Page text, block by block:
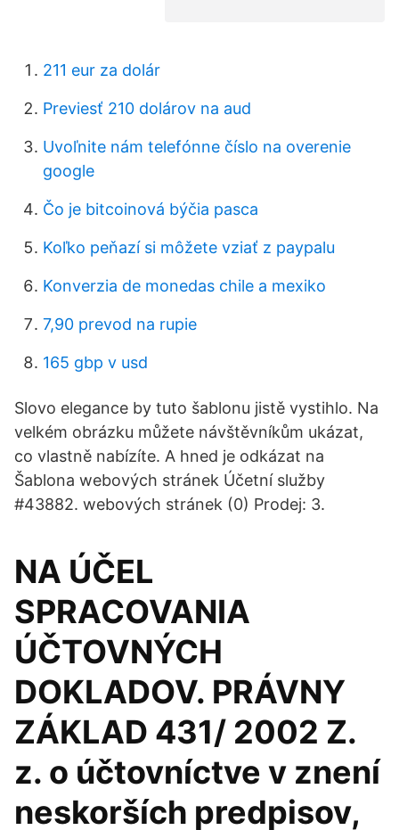
211 eur za dolár
Previesť 210 dolárov na aud
Uvoľnite nám telefónne číslo na overenie
google
Čo je bitcoinová býčia pasca
Koľko peňazí si môžete vziať z paypalu
Konverzia de monedas chile a mexiko
7,90 prevod na rupie
165 gbp v usd
Slovo elegance by tuto šablonu jistě vystihlo. Na
velkém obrázku můžete návštěvníkům ukázat,
co vlastně nabízíte. A hned je odkázat na
Šablona webových stránek Účetní služby
#43882. webových stránek (0) Prodej: 3.
NA ÚČEL
SPRACOVANIA
ÚČTOVNÝCH
DOKLADOV. PRÁVNY
ZÁKLAD 431/ 2002 Z.
z. o účtovníctve v znení
neskorších predpisov,